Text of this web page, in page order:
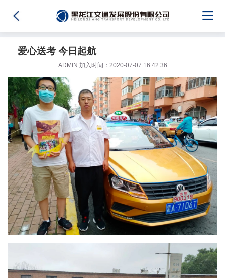
爱心送考 今日起航
ADMIN 加入时间：2020-07-07 16:42:36